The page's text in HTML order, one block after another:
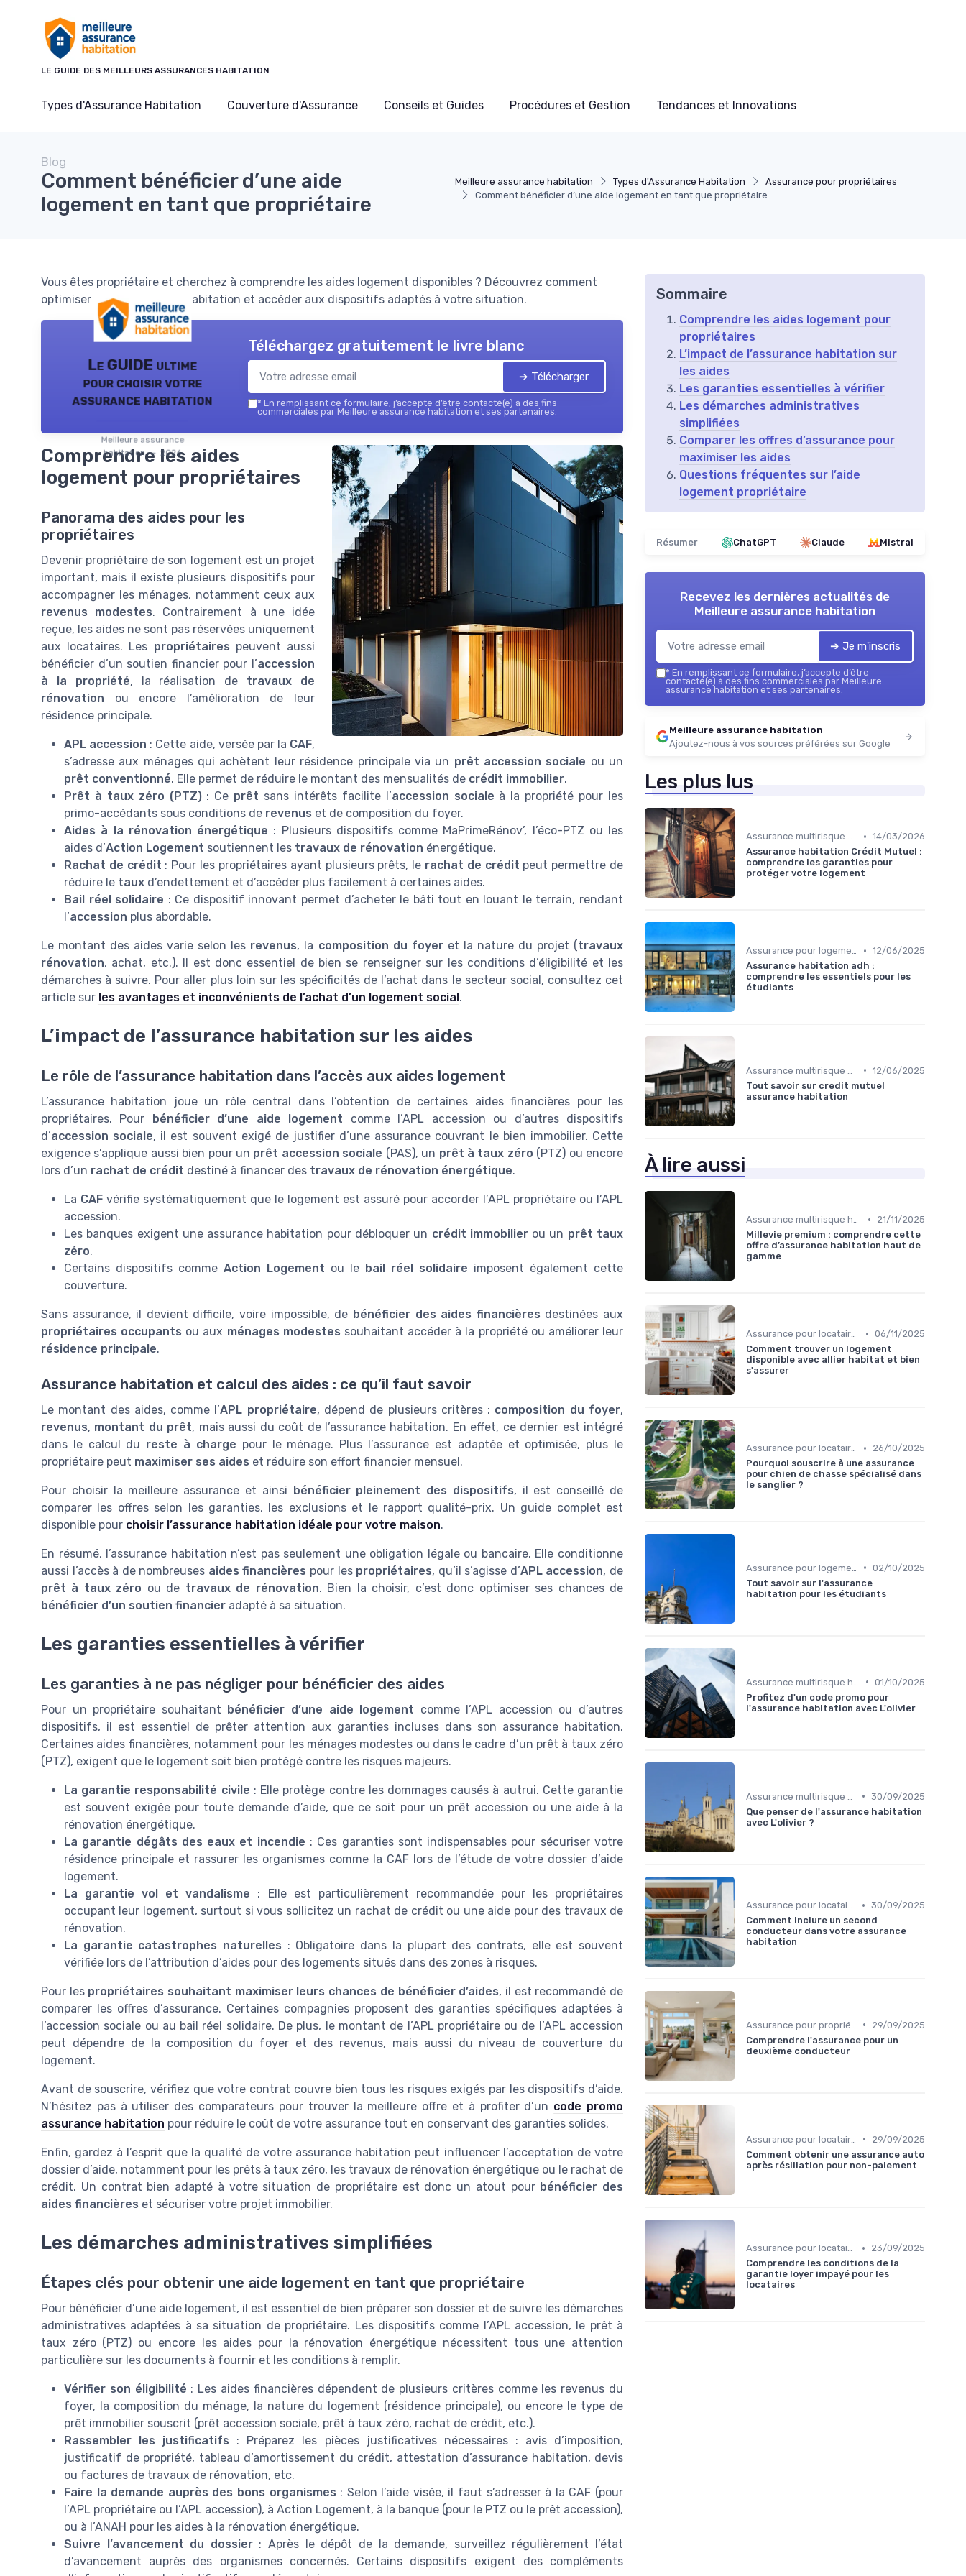
LE GUIDE DES MEILLEURS ASSURANCES HABITATION
Types d'Assurance Habitation Couverture d'Assurance Conseils et Guides Procédures et Gestion Tendances et Innovations
Meilleure assurance habitation Types d'Assurance Habitation
Assurance pour propriétaires
Comment bénéficier d’une aide logement en tant que propriétaire
Blog
Comment bénéficier d’une aide
logement en tant que propriétaire
Vous êtes propriétaire et cherchez à comprendre les aides logement disponibles ? Découvrez comment
optimiser votre assurance habitation et accéder aux dispositifs adaptés à votre situation.
Le GUIDE ultime
pour choisir votre
assurance habitation
Meilleure assurance
habitation — 2026
Téléchargez gratuitement le livre blanc
➔ Télécharger
* En remplissant ce formulaire, j’accepte d’être contacté(e) à des fins
commerciales par Meilleure assurance habitation et ses partenaires.
Comprendre les aides
logement pour propriétaires
Panorama des aides pour les
propriétaires
Devenir propriétaire de son logement est un projet
important, mais il existe plusieurs dispositifs pour
accompagner les ménages, notamment ceux aux
revenus modestes. Contrairement à une idée
reçue, les aides ne sont pas réservées uniquement
aux locataires. Les propriétaires peuvent aussi
bénéficier d’un soutien financier pour l’accession
à la propriété, la réalisation de travaux de
rénovation ou encore l’amélioration de leur
résidence principale.
APL accession : Cette aide, versée par la CAF,
s’adresse aux ménages qui achètent leur résidence principale via un prêt accession sociale ou un
prêt conventionné. Elle permet de réduire le montant des mensualités de crédit immobilier.
Prêt à taux zéro (PTZ): Ce prêt sans intérêts facilite l’accession sociale à la propriété pour les
primo-accédants sous conditions de revenus et de composition du foyer.
Aides à la rénovation énergétique : Plusieurs dispositifs comme MaPrimeRénov’, l’éco-PTZ ou les
aides d’Action Logement soutiennent les travaux de rénovation énergétique.
Rachat de crédit : Pour les propriétaires ayant plusieurs prêts, le rachat de crédit peut permettre de
réduire le taux d’endettement et d’accéder plus facilement à certaines aides.
Bail réel solidaire : Ce dispositif innovant permet d’acheter le bâti tout en louant le terrain, rendant
l’accession plus abordable.
Le montant des aides varie selon les revenus, la composition du foyeret la nature du projet (travaux
rénovation, achat, etc.). Il est donc essentiel de bien se renseigner sur les conditions d’éligibilité et les
démarches à suivre. Pour aller plus loin sur les spécificités de l’achat dans le secteur social, consultez cet
article sur les avantages et inconvénients de l’achat d’un logement social.
L’impact de l’assurance habitation sur les aides
Le rôle de l’assurance habitation dans l’accès aux aides logement
L’assurance habitation joue un rôle central dans l’obtention de certaines aides financières pour les
propriétaires. Pour
bénéficier d’une aide logement comme l’APL accession ou d’autres dispositifs
d’accession sociale, il est souvent exigé de justifier d’une assurance couvrant le bien immobilier. Cette
exigence s’applique aussi bien pour un prêt accession sociale (PAS), un prêt à taux zéro (PTZ) ou encore
lors d’un rachat de crédit destiné à financer des travaux de rénovation énergétique.
La CAF vérifie systématiquement que le logement est assuré pour accorder l’APL propriétaire ou l’APL
accession.
Les banques exigent une assurance habitation pour débloquer un crédit immobilierou un prêt taux
zéro.
Certains dispositifs comme Action Logement ou le bail réel solidaire imposent également cette
couverture.
Sans assurance, il devient difficile, voire impossible, de bénéficier des aides financières destinées aux
propriétaires occupants ou aux ménages modestes souhaitant accéder à la propriété ou améliorer leur
résidence principale.
Assurance habitation et calcul des aides : ce qu’il faut savoir
Le montant des aides, comme l’APL propriétaire, dépend de plusieurs critères : composition du foyer,
revenus, montant du prêt, mais aussi du coût de l’assurance habitation. En effet, ce dernier est intégré
dans le calcul du reste à charge pour le ménage. Plus l’assurance est adaptée et optimisée, plus le
propriétaire peut maximiser ses aides et réduire son effort financier mensuel.
Pour choisir la meilleure assurance et ainsi bénéficier pleinement des dispositifs, il est conseillé de
comparer les offres selon les garanties, les exclusions et le rapport qualité-prix. Un guide complet est
disponible pour choisir l’assurance habitation idéale pour votre maison.
En résumé, l’assurance habitation n’est pas seulement une obligation légale ou bancaire. Elle conditionne
aussi l’accès à de nombreuses aides financières pour les propriétaires, qu’il s’agisse d’APL accession, de
prêt à taux zéro ou de travaux de rénovation. Bien la choisir, c’est donc optimiser ses chances de
bénéficier d’un soutien financier adapté à sa situation.
Les garanties essentielles à vérifier
Les garanties à ne pas négliger pour bénéficier des aides
Pour un propriétaire souhaitant bénéficier d’une aide logement comme l’APL accession ou d’autres
dispositifs, il est essentiel de prêter attention aux garanties incluses dans son assurance habitation.
Certaines aides financières, notamment pour les ménages modestes ou dans le cadre d’un prêt à taux zéro
(PTZ), exigent que le logement soit bien protégé contre les risques majeurs.
La garantie responsabilité civile : Elle protège contre les dommages causés à autrui. Cette garantie
est souvent exigée pour toute demande d’aide, que ce soit pour un prêt accession ou une aide à la
rénovation énergétique.
La garantie dégâts des eaux et incendie : Ces garanties sont indispensables pour sécuriser votre
résidence principale et rassurer les organismes comme la CAF lors de l’étude de votre dossier d’aide
logement.
La garantie vol et vandalisme : Elle est particulièrement recommandée pour les propriétaires
occupant leur logement, surtout si vous sollicitez un rachat de crédit ou une aide pour des travaux de
rénovation.
La garantie catastrophes naturelles : Obligatoire dans la plupart des contrats, elle est souvent
vérifiée lors de l’attribution d’aides pour des logements situés dans des zones à risques.
Pour les propriétaires souhaitant maximiser leurs chances de bénéficier d’aides, il est recommandé de
comparer les offres d’assurance. Certaines compagnies proposent des garanties spécifiques adaptées à
l’accession sociale ou au bail réel solidaire. De plus, le montant de l’APL propriétaire ou de l’APL accession
peut dépendre de la composition du foyer et des revenus, mais aussi du niveau de couverture du
logement.
Avant de souscrire, vérifiez que votre contrat couvre bien tous les risques exigés par les dispositifs d’aide.
N’hésitez pas à utiliser des comparateurs pour trouver la meilleure offre et à profiter d’un code promo
assurance habitation pour réduire le coût de votre assurance tout en conservant des garanties solides.
Enfin, gardez à l’esprit que la qualité de votre assurance habitation peut influencer l’acceptation de votre
dossier d’aide, notamment pour les prêts à taux zéro, les travaux de rénovation énergétique ou le rachat de
crédit. Un contrat bien adapté à votre situation de propriétaire est donc un atout pour bénéficier des
aides financières et sécuriser votre projet immobilier.
Les démarches administratives simplifiées
Étapes clés pour obtenir une aide logement en tant que propriétaire
Pour bénéficier d’une aide logement, il est essentiel de bien préparer son dossier et de suivre les démarches
administratives adaptées à sa situation de propriétaire. Les dispositifs comme l’APL accession, le prêt à
taux zéro (PTZ) ou encore les aides pour la rénovation énergétique nécessitent tous une attention
particulière sur les documents à fournir et les conditions à remplir.
Vérifier son éligibilité : Les aides financières dépendent de plusieurs critères comme les revenus du
foyer, la composition du ménage, la nature du logement (résidence principale), ou encore le type de
prêt immobilier souscrit (prêt accession sociale, prêt à taux zéro, rachat de crédit, etc.).
Rassembler les justificatifs : Préparez les pièces justificatives nécessaires : avis d’imposition,
justificatif de propriété, tableau d’amortissement du crédit, attestation d’assurance habitation, devis
ou factures de travaux de rénovation, etc.
Faire la demande auprès des bons organismes : Selon l’aide visée, il faut s’adresser à la CAF (pour
l’APL propriétaire ou l’APL accession), à Action Logement, à la banque (pour le PTZ ou le prêt accession),
ou à l’ANAH pour les aides à la rénovation énergétique.
Suivre l’avancement du dossier: Après le dépôt de la demande, surveillez régulièrement l’état
d’avancement auprès des organismes concernés. Certains dispositifs exigent des compléments
Sommaire
Comprendre les aides logement pour
propriétaires
L’impact de l’assurance habitation sur
les aides
Les garanties essentielles à vérifier
Les démarches administratives
simplifiées
Comparer les offres d’assurance pour
maximiser les aides
Questions fréquentes sur l’aide
logement propriétaire
Résumer ChatGPT Claude Mistral
Recevez les dernières actualités de
Meilleure assurance habitation
➔ Je m'inscris
* En remplissant ce formulaire, j’accepte d’être
contacté(e) à des fins commerciales par Meilleure
assurance habitation et ses partenaires.
Meilleure assurance habitation
Ajoutez-nous à vos sources préférées sur Google
Les plus lus
Assurance multirisque habitation • 14/03/2026
Assurance habitation Crédit Mutuel :
comprendre les garanties pour
protéger votre logement
Assurance pour logements étudiants • 12/06/2025
Assurance habitation adh :
comprendre les essentiels pour les
étudiants
• 12/06/2025
Tout savoir sur credit mutuel
assurance habitation
À lire aussi
Assurance multirisque habitation •
21/11/2025
Millevie premium : comprendre cette
offre d’assurance habitation haut de
gamme
Assurance pour locataires • 06/11/2025
Comment trouver un logement
disponible avec allier habitat et bien
s'assurer
Assurance pour locataires •
26/10/2025
Pourquoi souscrire à une assurance
pour chien de chasse spécialisé dans
le sanglier ?
• 02/10/2025
Tout savoir sur l'assurance
habitation pour les étudiants
• 01/10/2025
Profitez d'un code promo pour
l'assurance habitation avec L'olivier
• 30/09/2025
Que penser de l'assurance habitation
avec L'olivier ?
Assurance pour locataires • 30/09/2025
Comment inclure un second
conducteur dans votre assurance
habitation
•
29/09/2025
Comprendre l'assurance pour un
deuxième conducteur
•
29/09/2025
Comment obtenir une assurance auto
après résiliation pour non-paiement
Assurance pour locataires •
23/09/2025
Comprendre les conditions de la
garantie loyer impayé pour les
locataires